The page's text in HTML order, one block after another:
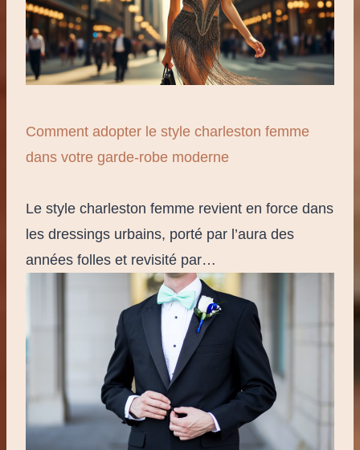
Comment adopter le style charleston femme
dans votre garde-robe moderne
Le style charleston femme revient en force dans
les dressings urbains, porté par l’aura des
années folles et revisité par…